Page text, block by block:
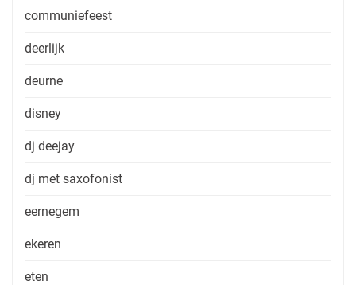
communiefeest
deerlijk
deurne
disney
dj deejay
dj met saxofonist
eernegem
ekeren
eten